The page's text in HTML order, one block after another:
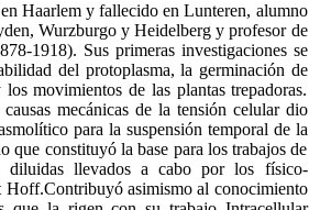
Haarlem y fallecido en Lunteren, alumno
Wurzburgo y Heidelberg y profesor de
1918). Sus primeras investigaciones se
del protoplasma, la germinación de
movimientos de las plantas trepadoras.
mecánicas de la tensión celular dio
para la suspensión temporal de la
que constituyó la base para los trabajos de
diluidas llevados a cabo por los físico-
asimismo al conocimiento